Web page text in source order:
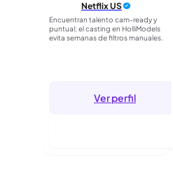
Netflix US
Encuentran talento cam-ready y
puntual; el casting en HolliModels
evita semanas de filtros manuales.
Ver perfil